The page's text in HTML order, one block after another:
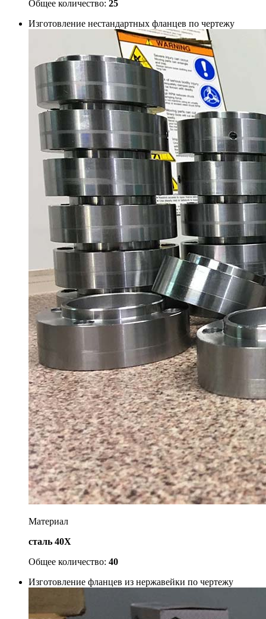
Общее количество: 25
Изготовление нестандартных фланцев по чертежу
Материал
сталь 40Х
Общее количество: 40
Изготовление фланцев из нержавейки по чертежу